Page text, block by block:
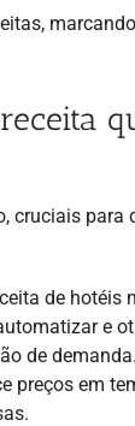
cruciais para
de hotéis
e
de demanda.
preços em